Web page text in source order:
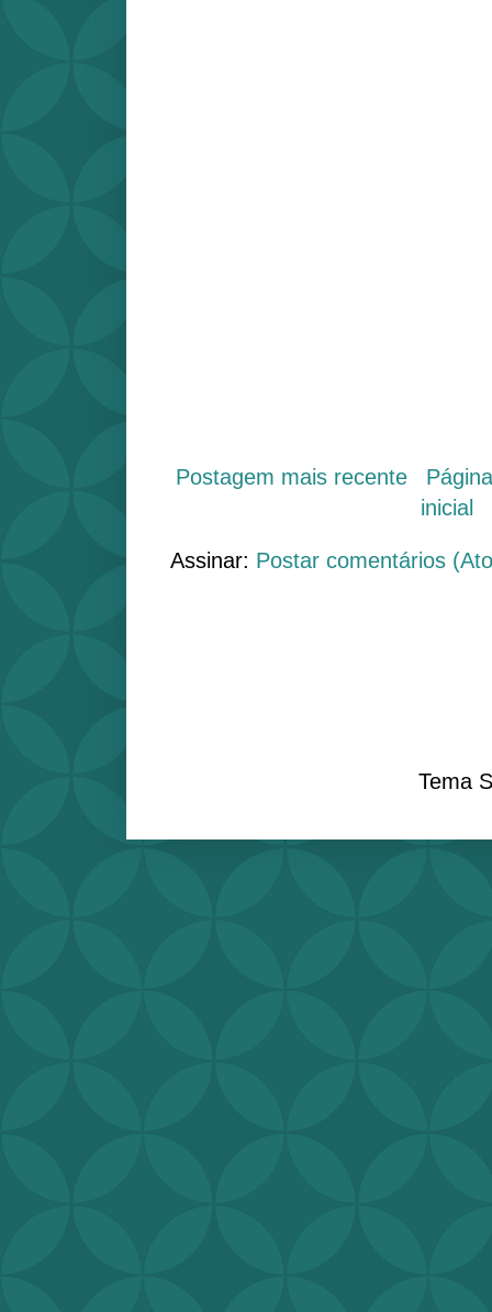
Postagem mais recente
inicial
Assinar: Postar comentários
Tema